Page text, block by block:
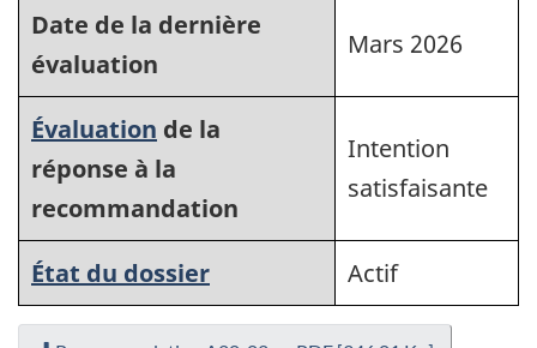
Date de la dernière
évaluation
Mars 2026
Évaluation de la
réponse à la
recommandation
Intention
satisfaisante
État du dossier Actif